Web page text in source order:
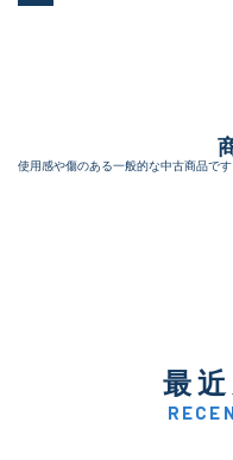
使用感や傷のある一般的な中古商品です
最